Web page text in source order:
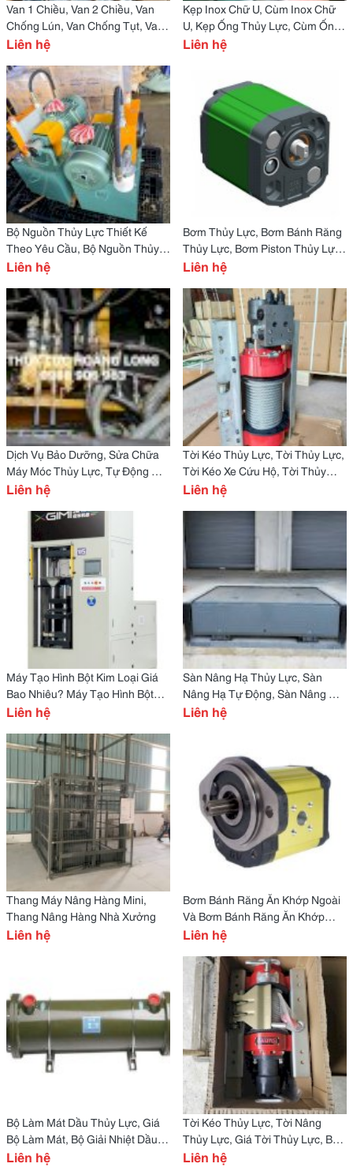
Van 1 Chiều, Van 2 Chiều, Van
Chống Lún, Van Chống Tụt, Van
Điện Từ
Liên hệ
Kẹp Inox Chữ U, Cùm Inox Chữ
U, Kẹp Ống Thủy Lực, Cùm Ống
Thủy Lực
Liên hệ
Bộ Nguồn Thủy Lực Thiết Kế
Theo Yêu Cầu, Bộ Nguồn Thủy
Lực Mini
Liên hệ
Bơm Thủy Lực, Bơm Bánh Răng
Thủy Lực, Bơm Piston Thủy Lực,
Giá Bơm Thủy Lực
Liên hệ
Dịch Vụ Bảo Dưỡng, Sửa Chữa
Máy Móc Thủy Lực, Tự Động
Hóa Toàn Quốc Hiện Nay
Liên hệ
Tời Kéo Thủy Lực, Tời Thủy Lực,
Tời Kéo Xe Cứu Hộ, Tời Thủy
Lực 2 Tấn, Tời Thủy Lực 15 Tấn
Liên hệ
Máy Tạo Hình Bột Kim Loại Giá
Bao Nhiêu? Máy Tạo Hình Bột
Gốm, Máy Ép Bột Kim Loại
Liên hệ
Sàn Nâng Hạ Thủy Lực, Sàn
Nâng Hạ Tự Động, Sàn Nâng Hạ
Tự Động Thiết Kế Theo Yêu Cầu
Liên hệ
Thang Máy Nâng Hàng Mini,
Thang Nâng Hàng Nhà Xưởng
Liên hệ
Bơm Bánh Răng Ăn Khớp Ngoài
Và Bơm Bánh Răng Ăn Khớp
Trong.
Liên hệ
Bộ Làm Mát Dầu Thủy Lực, Giá
Bộ Làm Mát, Bộ Giải Nhiệt Dầu
Thủy Lực
Liên hệ
Tời Kéo Thủy Lực, Tời Nâng
Thủy Lực, Giá Tời Thủy Lực, Bán
Tời Thủy Lực
Liên hệ